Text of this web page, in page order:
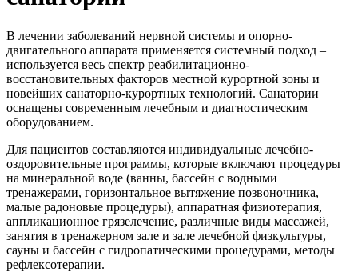
В лечении заболеваний нервной системы и опорно-
двигательного аппарата применяется системный подход –
используется весь спектр реабилитационно-
восстановительных факторов местной курортной зоны и
новейших санаторно-курортных технологий. Санатории
оснащены современным лечебным и диагностическим
оборудованием.
Для пациентов составляются индивидуальные лечебно-
оздоровительные программы, которые включают процедуры
на минеральной воде (ванны, бассейн с водными
тренажерами, горизонтальное вытяжение позвоночника,
малые радоновые процедуры), аппаратная физиотерапия,
аппликационное грязелечение, различные виды массажей,
занятия в тренажерном зале и зале лечебной физкультуры,
сауны и бассейн с гидропатическими процедурами, методы
рефлексотерапии.